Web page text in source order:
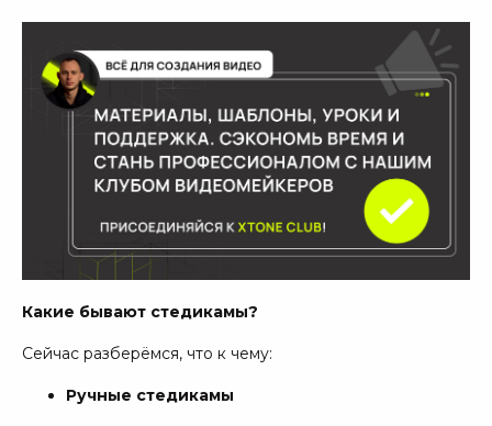
Какие бывают стедикамы?
Сейчас разберёмся, что к чему:
Ручные стедикамы